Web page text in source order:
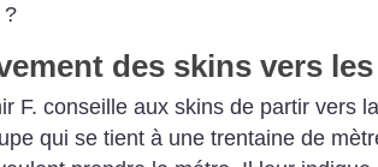
?
des skins vers
F. conseille aux skins de partir vers
qui se tient à une trentaine de